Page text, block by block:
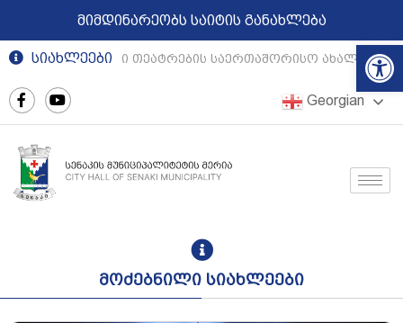
მიმდინარეობს საიტის განახლება
სიახლეები
რეგიონული თეატრების საერთაშორისო
Georgian
მოძებნილი სიახლეები